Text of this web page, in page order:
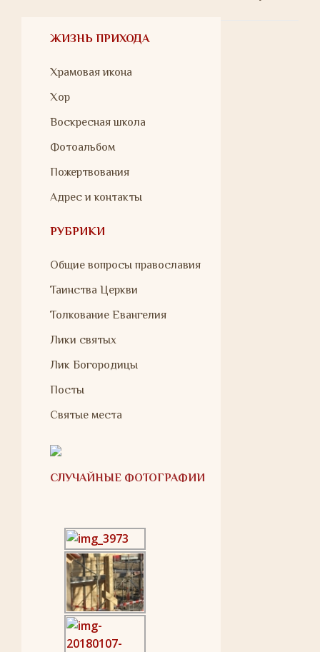
ЖИЗНЬ ПРИХОДА
Храмовая икона
Хор
Воскресная школа
Фотоальбом
Пожертвования
Адрес и контакты
РУБРИКИ
Общие вопросы православия
Таинства Церкви
Толкование Евангелия
Лики святых
Лик Богородицы
Посты
Святые места
СЛУЧАЙНЫЕ ФОТОГРАФИИ